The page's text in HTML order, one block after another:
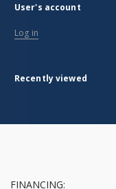
User's account
Log in
Recently viewed
FINANCING: